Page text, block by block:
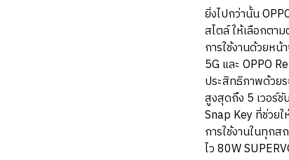
ยิ่งไปกว่านั้น
สไตล์ ให้เลือกตา
การใช้งานด้วยห
5G และ OPPO
ประสิทธิภาพด้วย
สูงสุดถึง 5 เวอร์
Snap Key ที่ช่วย
การใช้งานในทุก
ไว 80W